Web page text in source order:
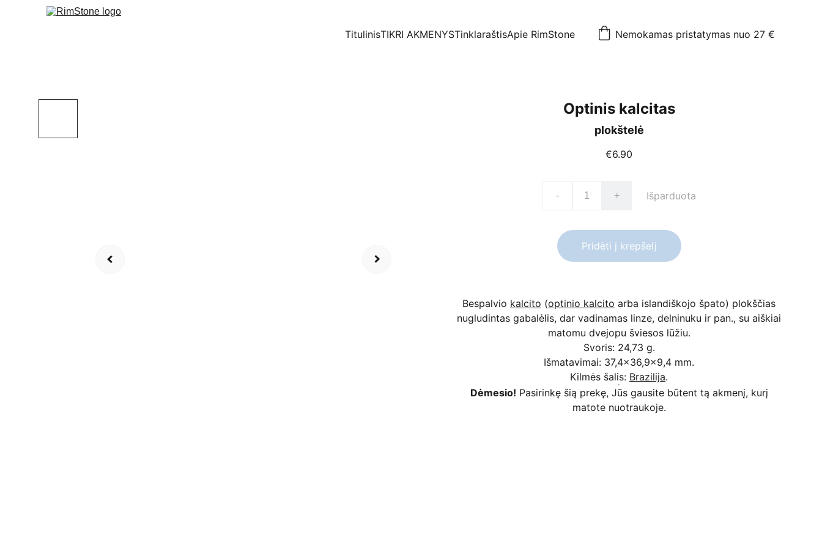
TitulinisTIKRI AKMENYSTinklaraštisApie RimStone Nemokamas pristatymas nuo 27 €
Optinis kalcitas
plokštelė
€6.90
- + Išparduota
Pridėti į krepšelį
Bespalvio kalcito (optinio kalcito arba islandiškojo špato) plokščias
nugludintas gabalėlis, dar vadinamas linze, delninuku ir pan., su aiškiai
matomu dvejopu šviesos lūžiu.
Svoris: 24,73 g.
Išmatavimai: 37,4x36,9x9,4 mm.
Kilmės šalis: Brazilija.
Dėmesio! Pasirinkę šią prekę, Jūs gausite būtent tą akmenį, kurį
matote nuotraukoje.